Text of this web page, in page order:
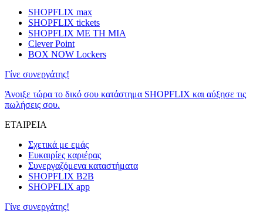
SHOPFLIX max
SHOPFLIX tickets
SHOPFLIX ΜΕ ΤΗ ΜΙΑ
Clever Point
BOX NOW Lockers
Γίνε συνεργάτης!
Άνοιξε τώρα το δικό σου κατάστημα SHOPFLIX και αύξησε τις
πωλήσεις σου.
ΕΤΑΙΡΕΙΑ
Σχετικά με εμάς
Ευκαιρίες καριέρας
Συνεργαζόμενα καταστήματα
SHOPFLIX B2B
SHOPFLIX app
Γίνε συνεργάτης!